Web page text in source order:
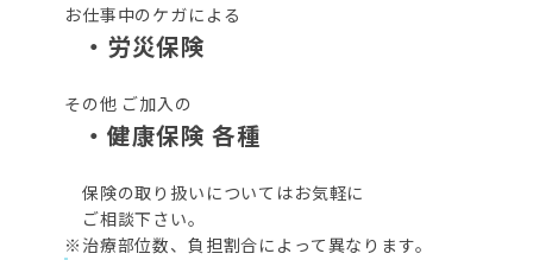
お仕事中のケガによる
・労災保険
その他 ご加入の
・健康保険 各種
保険の取り扱いについてはお気軽に
ご相談下さい。
※治療部位数、負担割合によって異なります。